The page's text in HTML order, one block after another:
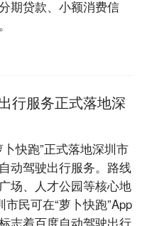
期贷款、小额消费信
行服务正式落地深
快跑”正式落地深圳市
动驾驶出行服务。路线
场、人才公园等核心地
民可在“萝卜快跑”App
志着百度自动驾驶出行